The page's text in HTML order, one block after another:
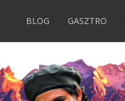
BLOG GASZTRO